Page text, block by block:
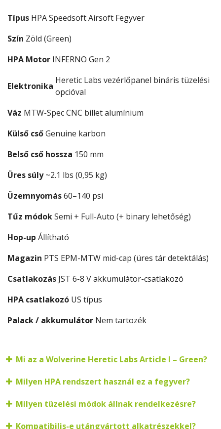
Típus HPA Speedsoft Airsoft Fegyver
Szín Zöld (Green)
HPA Motor INFERNO Gen 2
Elektronika
Heretic Labs vezérlőpanel bináris tüzelési
opcióval
Váz MTW-Spec CNC billet alumínium
Külső csőGenuine karbon
Belső cső hossza 150 mm
Üres súly ~2.1 lbs (0,95 kg)
Üzemnyomás60–140 psi
Tűz módokSemi + Full-Auto (+ binary lehetőség)
Hop-up Állítható
Magazin PTS EPM-MTW mid-cap (üres tár detektálás)
Csatlakozás JST 6-8 V akkumulátor-csatlakozó
HPA csatlakozó US típus
Palack / akkumulátor Nem tartozék
Mi az a Wolverine Heretic Labs Article I – Green?
Milyen HPA rendszert használ ez a fegyver?
Milyen tüzelési módok állnak rendelkezésre?
Kompatibilis-e utángyártott alkatrészekkel?